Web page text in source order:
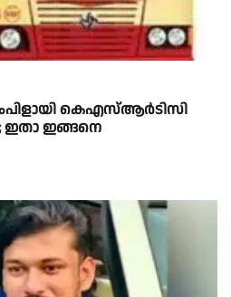
കെഎസ്ആര്‍ടിസി
ഇതാ ഇങ്ങനെ